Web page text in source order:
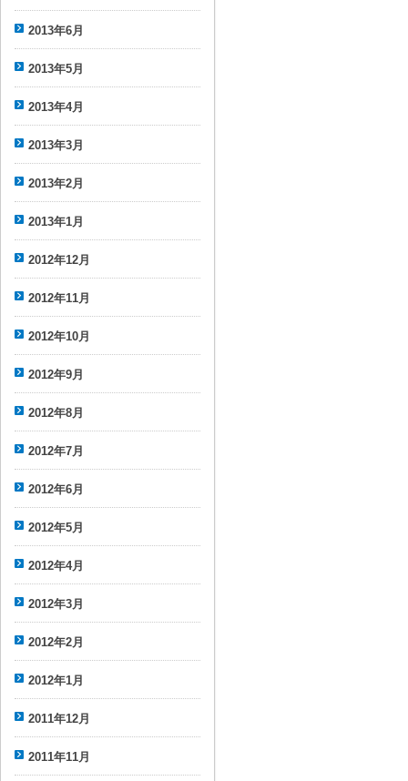
2013年6月
2013年5月
2013年4月
2013年3月
2013年2月
2013年1月
2012年12月
2012年11月
2012年10月
2012年9月
2012年8月
2012年7月
2012年6月
2012年5月
2012年4月
2012年3月
2012年2月
2012年1月
2011年12月
2011年11月